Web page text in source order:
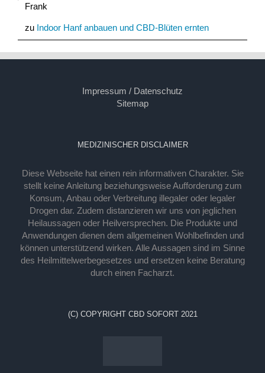
Frank
zu Indoor Hanf anbauen und CBD-Blüten ernten
Impressum / Datenschutz
Sitemap
MEDIZINISCHER DISCLAIMER
Diese Webseite hat einen rein informativen Charakter. Sie
stellt keine Anleitung beziehungsweise Aufforderung zum
Konsum, Anbau oder Verbreitung illegaler oder legaler
Drogen dar. Zudem distanzieren wir uns von jeglichen
Heilaussagen oder Heilversprechen. Die Produkte und
Anwendungen dienen dem allgemeinen Wohlbefinden und
können unterstützend wirken. Alle Aussagen sind im Sinne
des Heilmittelwerbegesetzes und ersetzen keine Beratung
durch einen Facharzt.
(C) COPYRIGHT CBD SOFORT 2021